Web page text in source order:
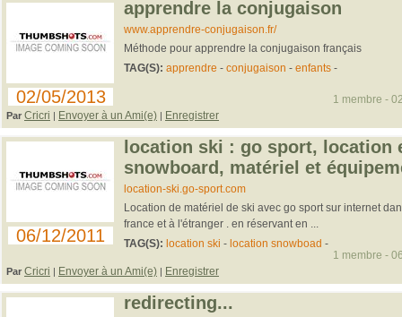
02/05/2013
apprendre la conjugaison
www.apprendre-conjugaison.fr/
Méthode pour apprendre la conjugaison français
TAG(S): apprendre - conjugaison - enfants-
Par Cricri | Envoyer à un Ami(e) | Enregistrer
1 membre -
06/12/2011
location ski : go sport, location
snowboard, matériel et
location-ski.go-sport.com
Location de matériel de ski avec go sport sur internet
france et à l'étranger . en réservant en ...
TAG(S): location ski - location snowboad -
Par Cricri | Envoyer à un Ami(e) | Enregistrer
1 membre -
redirecting...